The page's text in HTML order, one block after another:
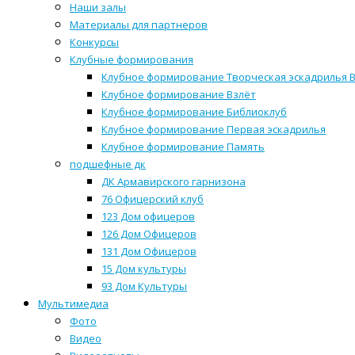
Наши залы
Материалы для партнеров
Конкурсы
Клубные формирования
Клубное формирование Творческая эскадрилья
Клубное формирование Взлёт
Клубное формирование Библиоклуб
Клубное формирование Первая эскадрилья
Клубное формирование Память
подшефные дк
ДК Армавирского гарнизона
76 Офицерский клуб
123 Дом офицеров
126 Дом Офицеров
131 Дом Офицеров
15 Дом культуры
93 Дом Культуры
Мультимедиа
Фото
Видео